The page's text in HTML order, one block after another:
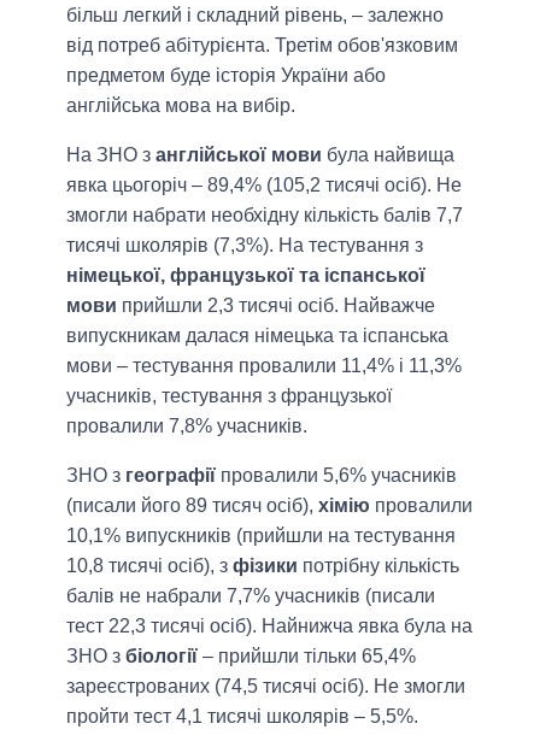
більш легкий і складний рівень, – залежно
від потреб абітурієнта. Третім обов'язковим
предметом буде історія України або
англійська мова на вибір.
На ЗНО з англійської мови була найвища
явка цьогоріч – 89,4% (105,2 тисячі осіб). Не
змогли набрати необхідну кількість балів 7,7
тисячі школярів (7,3%). На тестування з
німецької, французької та іспанської
мови прийшли 2,3 тисячі осіб. Найважче
випускникам далася німецька та іспанська
мови – тестування провалили 11,4% і 11,3%
учасників, тестування з французької
провалили 7,8% учасників.
ЗНО з географії провалили 5,6% учасників
(писали його 89 тисяч осіб), хімію провалили
10,1% випускників (прийшли на тестування
10,8 тисячі осіб), з фізики потрібну кількість
балів не набрали 7,7% учасників (писали
тест 22,3 тисячі осіб). Найнижча явка була на
ЗНО з біології – прийшли тільки 65,4%
зареєстрованих (74,5 тисячі осіб). Не змогли
пройти тест 4,1 тисячі школярів – 5,5%.